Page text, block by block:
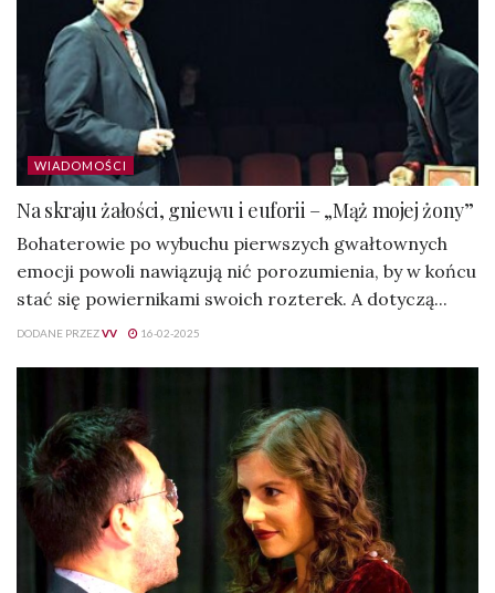
WIADOMOŚCI
Na skraju żałości, gniewu i euforii – „Mąż mojej żony”
Bohaterowie po wybuchu pierwszych gwałtownych
emocji powoli nawiązują nić porozumienia, by w końcu
stać się powiernikami swoich rozterek. A dotyczą...
DODANE PRZEZVV 16-02-2025